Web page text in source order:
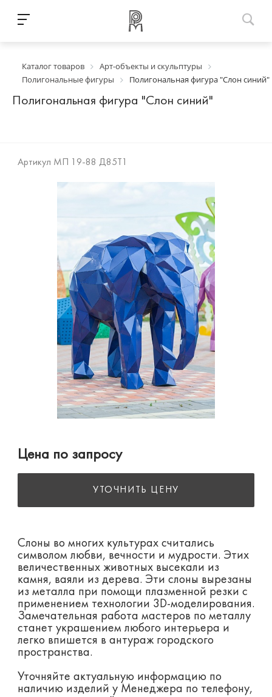
Каталог товаров
Арт-объекты и скульптуры
Полигональные фигуры
Полигональная фигура "Слон синий"
Полигональная фигура "Слон синий"
Артикул МП 19-88 Д85Т1
Цена по запросу
УТОЧНИТЬ ЦЕНУ
Слоны во многих культурах считались
символом любви, вечности и мудрости. Этих
величественных животных высекали из
камня, ваяли из дерева. Эти слоны вырезаны
из металла при помощи плазменной резки с
применением технологии 3D-моделирования.
Замечательная работа мастеров по металлу
станет украшением любого интерьера и
легко впишется в антураж городского
пространства.
Уточняйте актуальную информацию по
наличию изделий у Менеджера по телефону,